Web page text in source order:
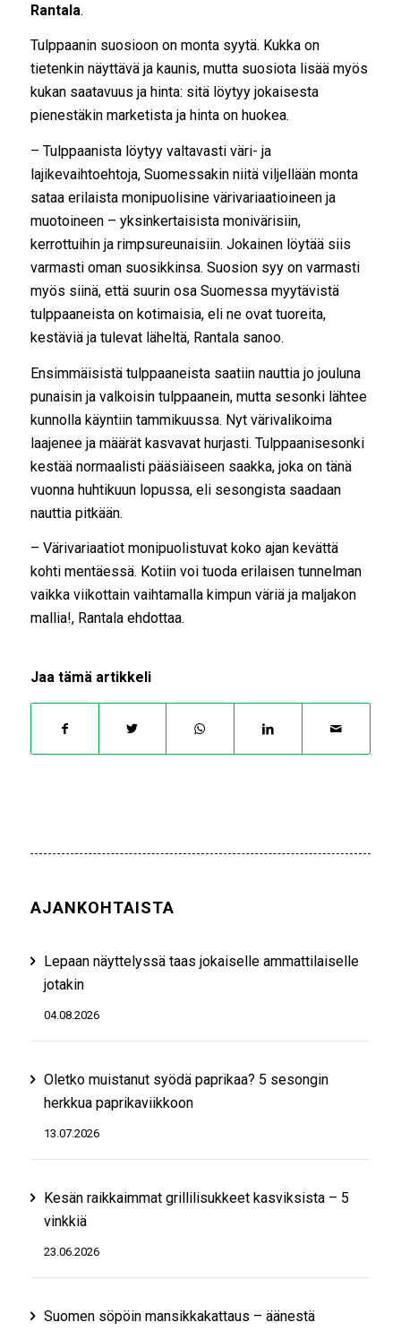
Rantala.
Tulppaanin suosioon on monta syytä. Kukka on
tietenkin näyttävä ja kaunis, mutta suosiota lisää myös
kukan saatavuus ja hinta: sitä löytyy jokaisesta
pienestäkin marketista ja hinta on huokea.
– Tulppaanista löytyy valtavasti väri- ja
lajikevaihtoehtoja, Suomessakin niitä viljellään monta
sataa erilaista monipuolisine värivariaatioineen ja
muotoineen – yksinkertaisista monivärisiin,
kerrottuihin ja rimpsureunaisiin. Jokainen löytää siis
varmasti oman suosikkinsa. Suosion syy on varmasti
myös siinä, että suurin osa Suomessa myytävistä
tulppaaneista on kotimaisia, eli ne ovat tuoreita,
kestäviä ja tulevat läheltä, Rantala sanoo.
Ensimmäisistä tulppaaneista saatiin nauttia jo jouluna
punaisin ja valkoisin tulppaanein, mutta sesonki lähtee
kunnolla käyntiin tammikuussa. Nyt värivalikoima
laajenee ja määrät kasvavat hurjasti. Tulppaanisesonki
kestää normaalisti pääsiäiseen saakka, joka on tänä
vuonna huhtikuun lopussa, eli sesongista saadaan
nauttia pitkään.
– Värivariaatiot monipuolistuvat koko ajan kevättä
kohti mentäessä. Kotiin voi tuoda erilaisen tunnelman
vaikka viikottain vaihtamalla kimpun väriä ja maljakon
mallia!, Rantala ehdottaa.
Jaa tämä artikkeli
AJANKOHTAISTA
Lepaan näyttelyssä taas jokaiselle ammattilaiselle
jotakin
04.08.2026
Oletko muistanut syödä paprikaa? 5 sesongin
herkkua paprikaviikkoon
13.07.2026
Kesän raikkaimmat grillilisukkeet kasviksista – 5
vinkkiä
23.06.2026
Suomen söpöin mansikkakattaus – äänestä